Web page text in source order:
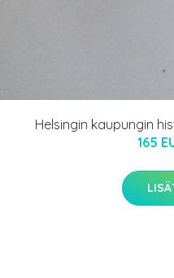
Helsingin kaupungin
165